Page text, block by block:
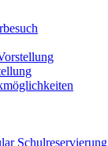
Schulreservierung